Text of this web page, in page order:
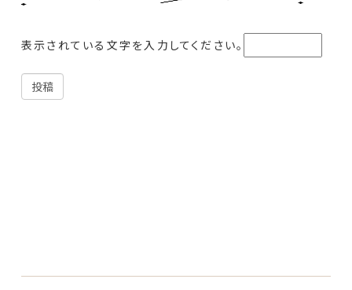
表示されている文字を入力してください。